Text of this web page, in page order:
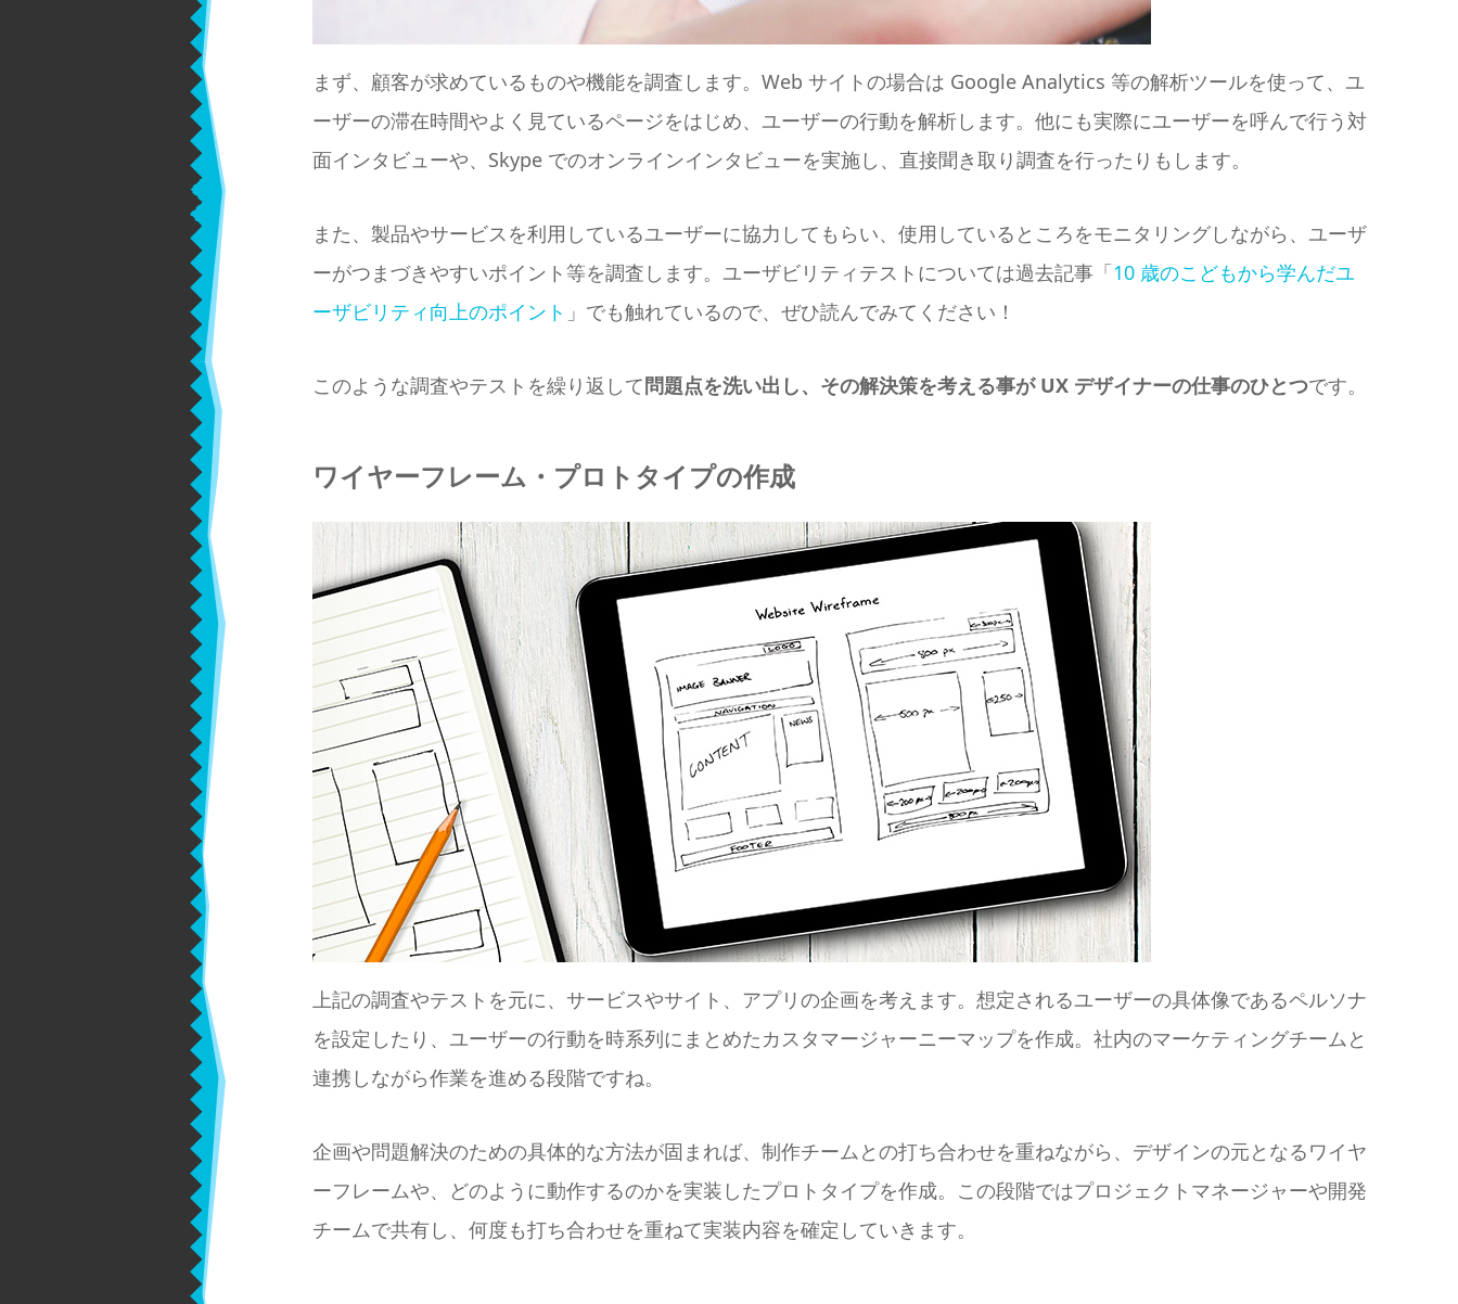
まず、顧客が求めているものや機能を調査します。Web サイトの場合は Google Analytics 等の解析ツールを使って、ユ
ーザーの滞在時間やよく見ているページをはじめ、ユーザーの行動を解析します。他にも実際にユーザーを呼んで行う対
面インタビューや、Skype でのオンラインインタビューを実施し、直接聞き取り調査を行ったりもします。
また、製品やサービスを利用しているユーザーに協力してもらい、使用しているところをモニタリングしながら、ユーザ
ーがつまづきやすいポイント等を調査します。ユーザビリティテストについては過去記事「10 歳のこどもから学んだユ
ーザビリティ向上のポイント 」でも触れているので、ぜひ読んでみてください！
このような調査やテストを繰り返して問題点を洗い出し、その解決策を考える事が UX デザイナーの仕事のひとつです。
ワイヤーフレーム・プロトタイプの作成
上記の調査やテストを元に、サービスやサイト、アプリの企画を考えます。想定されるユーザーの具体像であるペルソナ
を設定したり、ユーザーの行動を時系列にまとめたカスタマージャーニーマップを作成。社内のマーケティングチームと
連携しながら作業を進める段階ですね。
企画や問題解決のための具体的な方法が固まれば、制作チームとの打ち合わせを重ねながら、デザインの元となるワイヤ
ーフレームや、どのように動作するのかを実装したプロトタイプを作成。この段階ではプロジェクトマネージャーや開発
チームで共有し、何度も打ち合わせを重ねて実装内容を確定していきます。